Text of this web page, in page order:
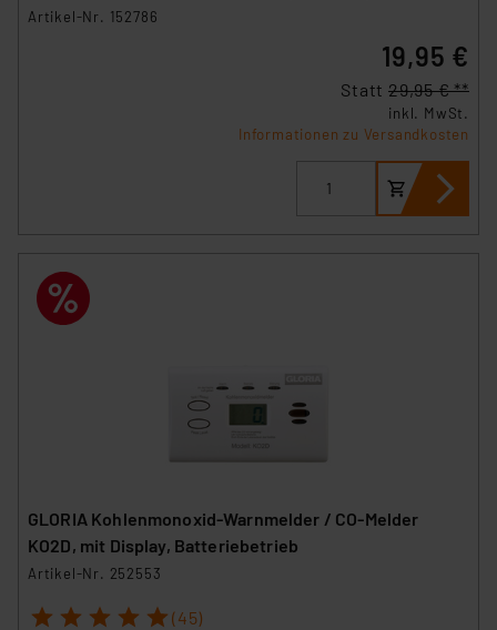
Artikel-Nr. 152786
19,95 €
Statt 29,95 € **
inkl. MwSt.
Informationen zu Versandkosten
GLORIA Kohlenmonoxid-Warnmelder / CO-Melder
KO2D, mit Display, Batteriebetrieb
Artikel-Nr. 252553
1 2 3 4 5 (45)